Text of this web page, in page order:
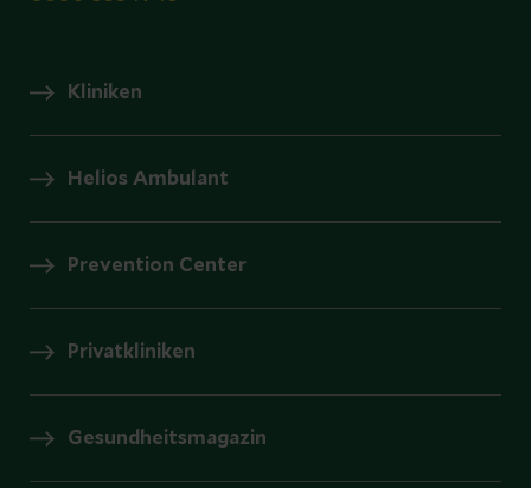
Kliniken
Helios Ambulant
Prevention Center
Privatkliniken
Gesundheitsmagazin